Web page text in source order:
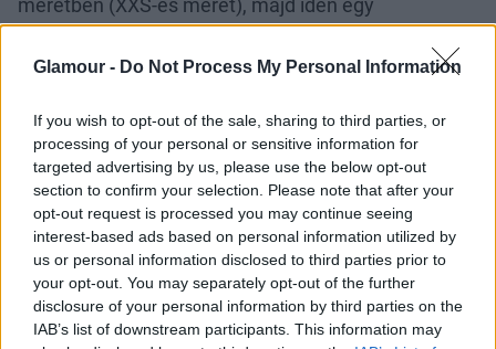
Glamour - Do Not Process My Personal Information
If you wish to opt-out of the sale, sharing to third parties, or
processing of your personal or sensitive information for
targeted advertising by us, please use the below opt-out
section to confirm your selection. Please note that after your
opt-out request is processed you may continue seeing
interest-based ads based on personal information utilized by
us or personal information disclosed to third parties prior to
your opt-out. You may separately opt-out of the further
disclosure of your personal information by third parties on the
IAB’s list of downstream participants. This information may
méretben (XXS-es méret), majd idén egy
ugyanolyan fazont, ugyanattól a márkától, viszont
kénytelen volt 4-es méretet (eu: 34-es) választani.
Amikor hazament, kíváncsiságból összehasonlította
új szerzeményét az öt évvel korábban vásárolt
farmerrel és láss csodát, ugyanakkora volt
mindkettő!